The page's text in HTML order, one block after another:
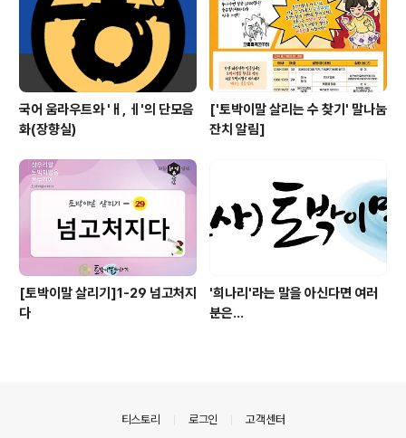
국어 움라우트와 'ㅐ, ㅔ'의 단모음
화(장향실)
['토박이말 살리는 수 찾기' 말나눔
잔치 알림]
[토박이말 살리기]1-29 넘고처지
다
'희나리'라는 말을 아신다면 여러
분은...
티스토리 로그인 고객센터